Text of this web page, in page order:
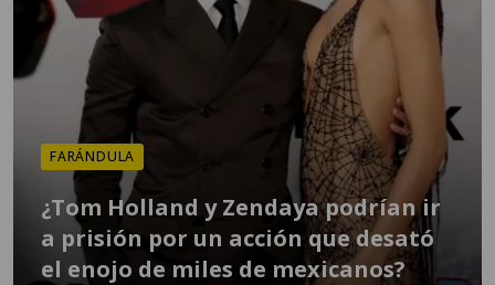
FARÁNDULA
¿Tom Holland y Zendaya podrían ir
a prisión por un acción que desató
el enojo de miles de mexicanos?